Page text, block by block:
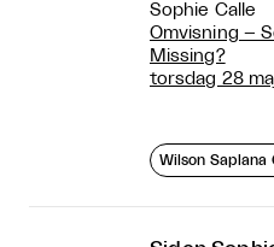
Sophie Calle
Omvisning –
Missing?
torsdag 28
Wilson Saplana